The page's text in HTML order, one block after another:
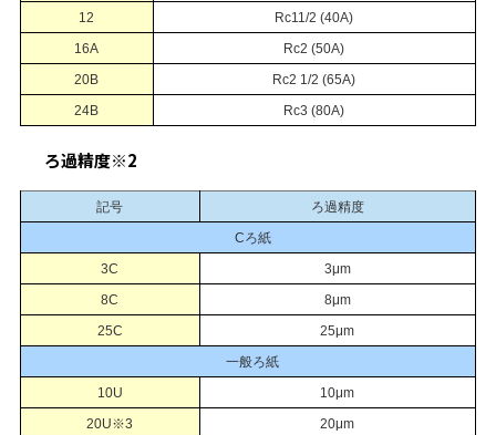
12
Rc11/2 (40A)
16A
Rc2 (50A)
20B
Rc2 1/2 (65A)
24B
Rc3 (80A)
ろ過精度※2
記号
ろ過精度
Cろ紙
3C
3μm
8C
8μm
25C
25μm
一般ろ紙
10U
10μm
20U※3
20μm